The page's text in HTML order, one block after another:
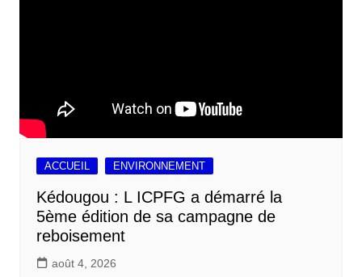
ACCUEIL ENVIRONNEMENT
Kédougou : L ICPFG a démarré la
5ème édition de sa campagne de
reboisement
août 4, 2026